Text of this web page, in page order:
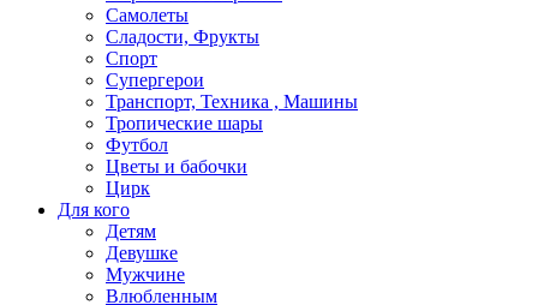
Самолеты
Сладости, Фрукты
Спорт
Супергерои
Транспорт, Техника , Машины
Тропические шары
Футбол
Цветы и бабочки
Цирк
Для кого
Детям
Девушке
Мужчине
Влюбленным